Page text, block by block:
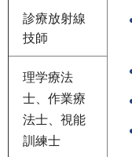
診療放射線
技師
理学療法
士、作業療
法士、視能
訓練士